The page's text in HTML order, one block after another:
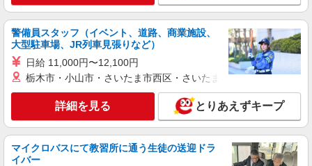
円〜/介護福祉士1500円〜 ※資格・経験により異
なる埼玉県川口市
詳細を見る
派遣社員
株式会社kotrio /●SW-H1-2099949
新井宿駅★デイで送迎や生活サポートなど【福
祉】
時給1650円〜2312円 ＜日払い有/週払い有/交
警備員スタッフ（イベント、道路、商業施設、
大型駐車場、JR列車見張りなど）
日給 11,000円〜12,100円
栃木市・小山市・さいたま市西区・さいたま市岩槻区・久喜市・
詳細を見る とりあえずキープ
マイクロバスにて教習所に通う生徒の送迎ドラ
イバー